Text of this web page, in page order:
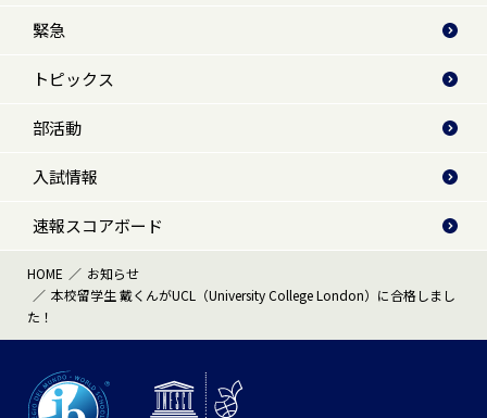
緊急
トピックス
部活動
入試情報
速報スコアボード
HOME
お知らせ
本校留学生 戴くんがUCL（University College London）に合格しまし
た！